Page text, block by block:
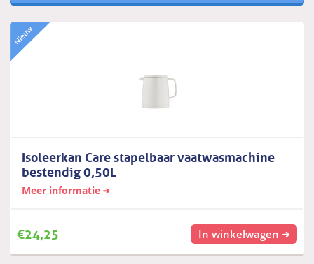
Isoleerkan Care stapelbaar vaatwasmachine
bestendig 0,50L
Meer informatie
€24,25 In winkelwagen